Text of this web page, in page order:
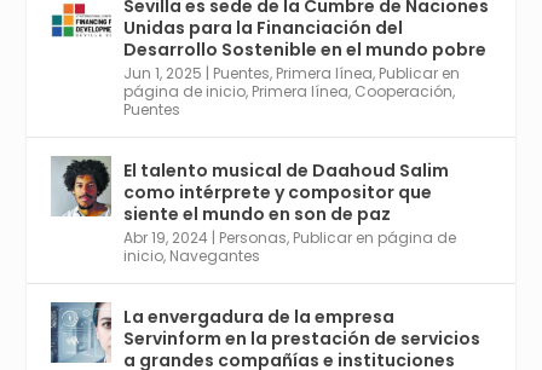
https://tinyurl.com/yfa2h55p
2 6 Twitter
Avata
Sevilla World @worldsevilla ·
30 Abr 2024
Aprovéchalo si vives en Sevilla capital o
provincia. Curso gratuito en Internet de las
Cosas, Inteligencia Artificial y Smart Cities
plazo acaba el 2 de mayo. Dota de gran
empleabilidad. Ver y enlace a inscripción:
Sevilla es sede de la Cumbre de Naciones
Unidas para la Financiación del
Desarrollo Sostenible en el mundo pobre
Jun 1, 2025 | Puentes, Primera línea, Publicar en
página de inicio, Primera línea, Cooperación,
Puentes
El talento musical de Daahoud Salim
como intérprete y compositor que
siente el mundo en son de paz
Abr 19, 2024 | Personas, Publicar en página de
inicio, Navegantes
La envergadura de la empresa
Servinform en la prestación de servicios
a grandes compañías e instituciones